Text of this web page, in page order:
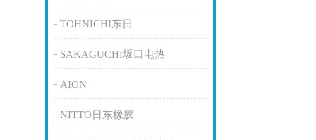
TOHNICHI东日
SAKAGUCHI坂口电热
AION
NITTO日东橡胶